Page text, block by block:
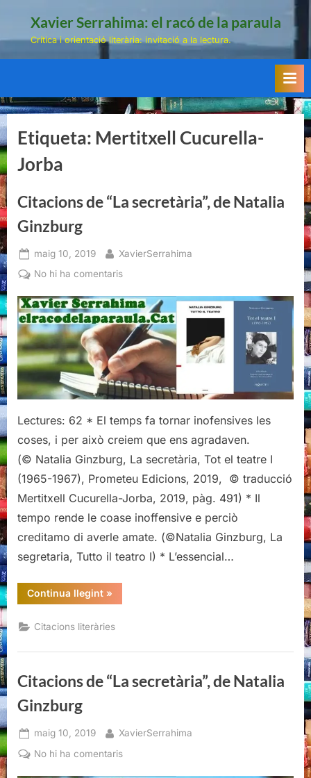
Xavier Serrahima: el racó de la paraula
Crítica i orientació literària: invitació a la lectura.
Etiqueta: Mertitxell Cucurella-
Jorba
Citacions de “La secretària”, de Natalia
Ginzburg
Posted
on
maig 10, 2019 By
XavierSerrahima
No hi ha comentarisa
de
“La
secretària”,
de
Natalia
Ginzburg
Lectures: 62 * El temps fa tornar inofensives les
coses, i per això creiem que ens agradaven.
(© Natalia Ginzburg, La secretària, Tot el teatre I
(1965-1967), Prometeu Edicions, 2019, © traducció
Mertitxell Cucurella-Jorba, 2019, pàg. 491) * Il
tempo rende le coase inoffensive e perciò
creditamo di averle amate. (©Natalia Ginzburg, La
segretaria, Tutto il teatro I) * L’essencial…
Continua llegint“Citacions
de
secretària”,
de
Ginzburg”
»
Citacions literàries
Citacions de “La secretària”, de Natalia
Ginzburg
Posted
on
maig 10, 2019 By
XavierSerrahima
No hi ha comentarisa